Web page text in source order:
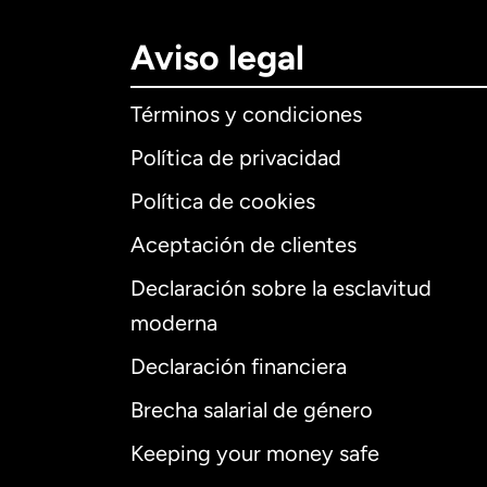
Aviso legal
Términos y condiciones
Política de privacidad
Política de cookies
Aceptación de clientes
Declaración sobre la esclavitud
moderna
Declaración financiera
Brecha salarial de género
Keeping your money safe
Internacional
Alemania